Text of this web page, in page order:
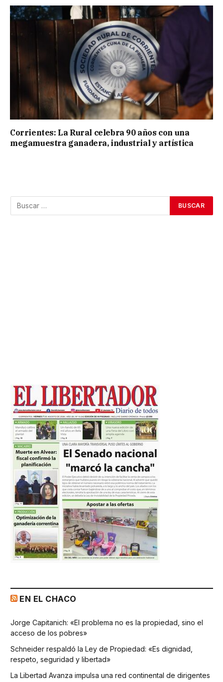
Corrientes: La Rural celebra 90 años con una
megamuestra ganadera, industrial y artística
EN EL CHACO
Jorge Capitanich: «El problema no es la propiedad, sino el
acceso de los pobres»
Schneider respaldó la Ley de Propiedad: «Es dignidad,
respeto, seguridad y libertad»
La Libertad Avanza impulsa una red continental de dirigentes